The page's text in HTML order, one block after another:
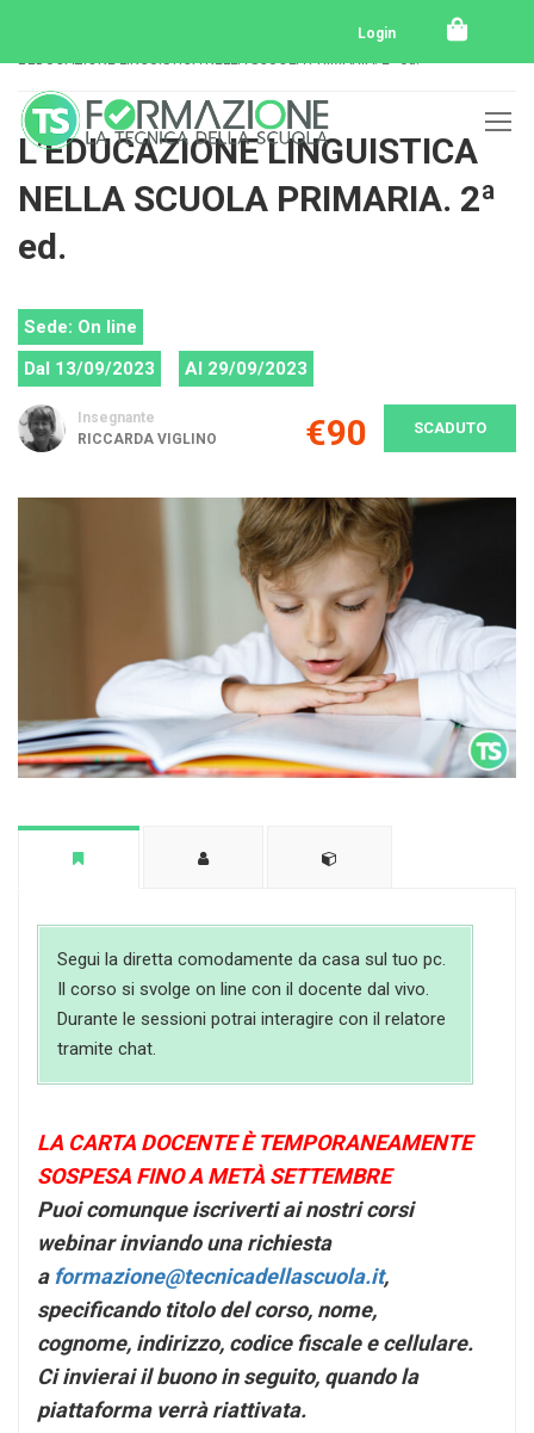
Login
L’EDUCAZIONE LINGUISTICA NELLA SCUOLA PRIMARIA. 2ª ed.
L’EDUCAZIONE LINGUISTICA
NELLA SCUOLA PRIMARIA. 2ª
ed.
Sede: On line
Dal 13/09/2023
Al 29/09/2023
Insegnante
RICCARDA VIGLINO
€90 SCADUTO
Segui la diretta comodamente da casa sul tuo pc.
Il corso si svolge on line con il docente dal vivo.
Durante le sessioni potrai interagire con il relatore
tramite chat.
LA CARTA DOCENTE È TEMPORANEAMENTE
SOSPESA FINO A METÀ SETTEMBRE
Puoi comunque iscriverti ai nostri corsi
webinar inviando una richiesta
a formazione@tecnicadellascuola.it,
specificando titolo del corso, nome,
cognome, indirizzo, codice fiscale e cellulare.
Ci invierai il buono in seguito, quando la
piattaforma verrà riattivata.